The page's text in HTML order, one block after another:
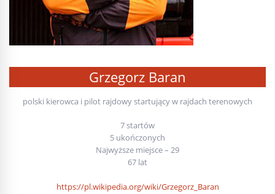
Grzegorz Baran
polski kierowca i pilot rajdowy startujący w rajdach terenowych
7 startów
5 ukończonych
Najwyższe miejsce – 29
67 lat
https://pl.wikipedia.org/wiki/Grzegorz_Baran